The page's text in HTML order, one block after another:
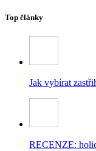
Top články
Jak vybírat
RECENZE: